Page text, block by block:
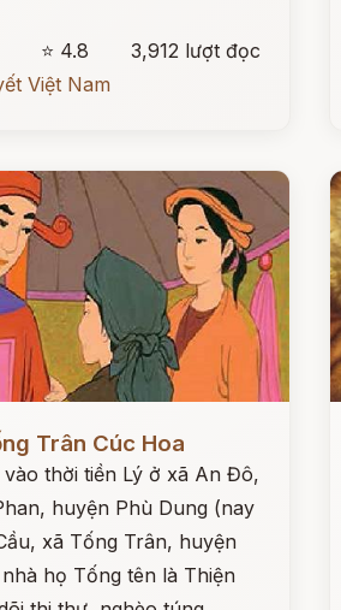
⭐ 4.8
3,912 lượt đọc
Việt Nam
Trân Cúc Hoa
thời tiền Lý ở xã An Đô,
huyện Phù Dung (nay
xã Tống Trân, huyện
họ Tống tên là Thiện